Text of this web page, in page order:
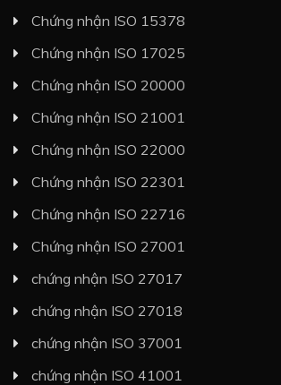
Chứng nhận ISO 15378
Chứng nhận ISO 17025
Chứng nhận ISO 20000
Chứng nhận ISO 21001
Chứng nhận ISO 22000
Chứng nhận ISO 22301
Chứng nhận ISO 22716
Chứng nhận ISO 27001
chứng nhận ISO 27017
chứng nhận ISO 27018
chứng nhận ISO 37001
chứng nhận ISO 41001